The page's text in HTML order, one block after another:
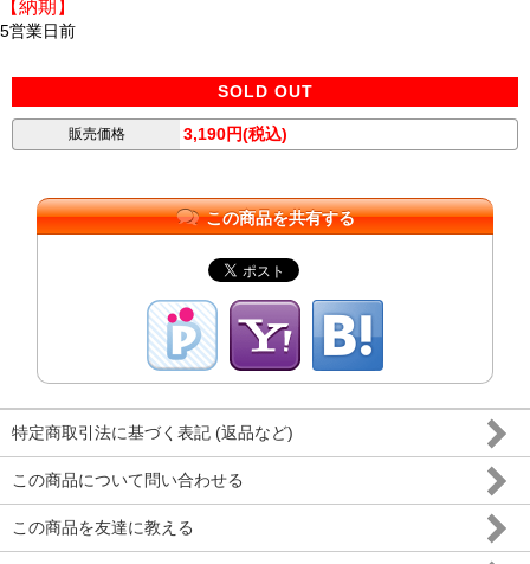
【納期】
5営業日前
SOLD OUT
販売価格 3,190円(税込)
この商品を共有する
特定商取引法に基づく表記 (返品など)
この商品について問い合わせる
この商品を友達に教える